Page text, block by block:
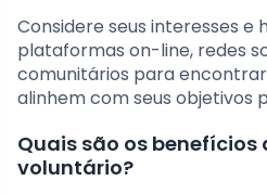
Considere seus interesses e
plataformas on-line, redes
comunitários para
alinhem com seus objetivos
Quais são os
voluntário?